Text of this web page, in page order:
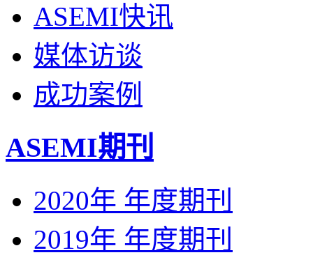
ASEMI快讯
媒体访谈
成功案例
ASEMI期刊
2020年 年度期刊
2019年 年度期刊